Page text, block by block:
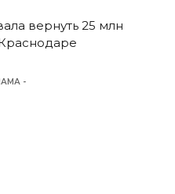
вернуть 25 млн
-